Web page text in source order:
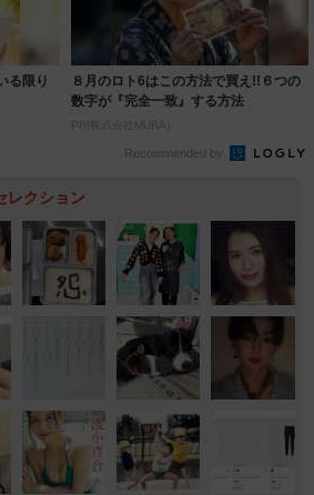
る限り
８月のロト6はこの方法で買え!!６つの
数字が『完全一致』する方法
PR(株式会社MURA)
Recommended by
レクション